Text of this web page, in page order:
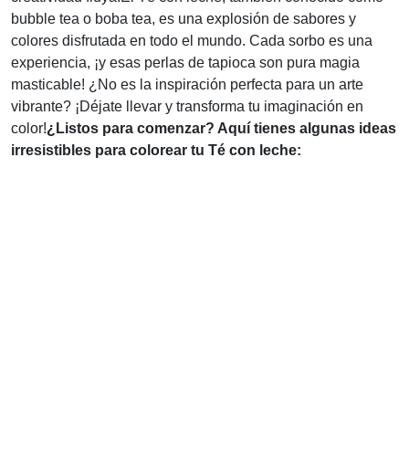
bubble tea o boba tea, es una explosión de sabores y
colores disfrutada en todo el mundo. Cada sorbo es una
experiencia, ¡y esas perlas de tapioca son pura magia
masticable! ¿No es la inspiración perfecta para un arte
vibrante? ¡Déjate llevar y transforma tu imaginación en
color!¿Listos para comenzar? Aquí tienes algunas ideas
irresistibles para colorear tu Té con leche: